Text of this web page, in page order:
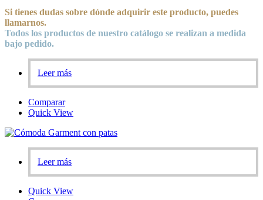
Si tienes dudas sobre dónde adquirir este producto, puedes
llamarnos.
Todos los productos de nuestro catálogo se realizan a medida
bajo pedido.
Leer más
Comparar
Quick View
Leer más
Quick View